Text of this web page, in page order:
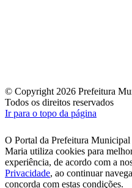
© Copyright 2026 Prefeitura
Todos os direitos reservados
Ir para o topo da página
O Portal da Prefeitura Municipal
Maria utiliza cookies para
experiência, de acordo com a
Privacidade, ao continuar
concorda com estas condições.